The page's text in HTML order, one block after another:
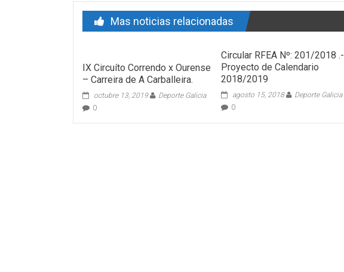
Mas noticias relacionadas
IX Circuíto Correndo x Ourense
– Carreira de A Carballeira.
octubre 13, 2019
Deporte Galicia
0
Circular RFEA Nº: 201/2018 .-
Proyecto de Calendario
2018/2019
agosto 15, 2018
Deporte Galicia
0